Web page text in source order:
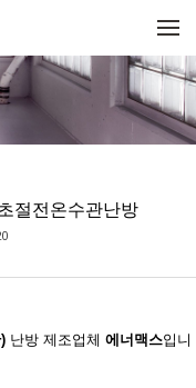
절전온수관난방
난방 제조업체 에너맥스입니